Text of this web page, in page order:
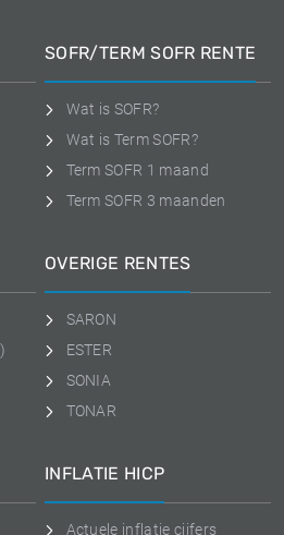
SOFR/TERM SOFR RENTE
Wat is SOFR?
Wat is Term SOFR?
Term SOFR 1 maand
Term SOFR 3 maanden
OVERIGE RENTES
SARON
ESTER
SONIA
TONAR
INFLATIE HICP
Actuele inflatie cijfers